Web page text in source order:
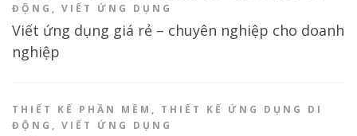
ĐỘNG , VIẾT ỨNG DỤNG
Viết ứng dụng giá rẻ – chuyên nghiệp cho doanh
nghiệp
THIẾT KẾ PHẦN MỀM , THIẾT KẾ ỨNG DỤNG DI
ĐỘNG , VIẾT ỨNG DỤNG